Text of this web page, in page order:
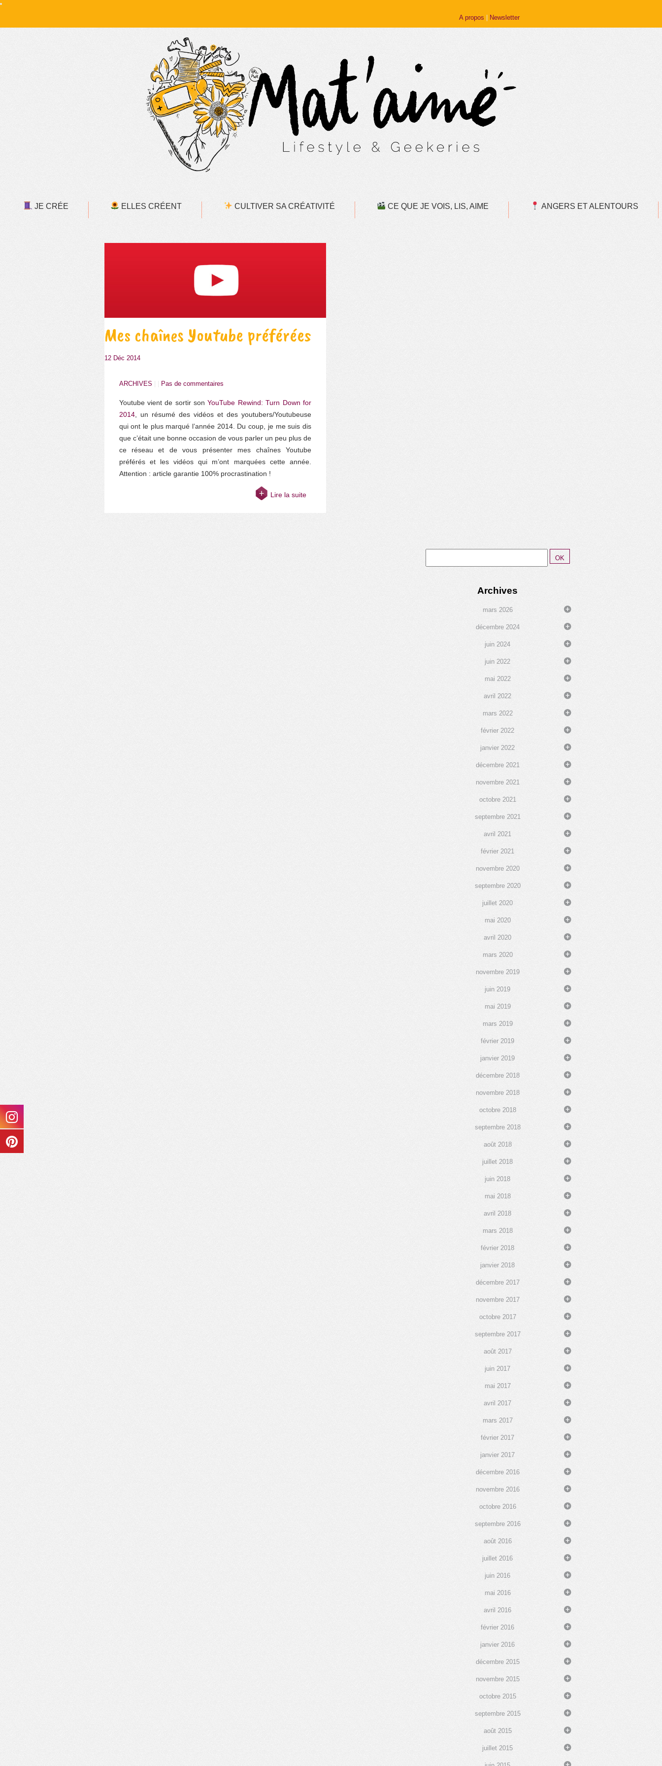
A propos Newsletter
JE CRÉE ELLES CRÉENT CULTIVER SA CRÉATIVITÉ CE QUE JE VOIS, LIS, AIME ANGERS ET ALENTOURS
Mes chaînes Youtube préférées
12 Déc 2014
ARCHIVES Pas de commentaires
Youtube vient de sortir sonYouTube Rewind: Turn Down for
2014, un résumé des vidéos et des youtubers/Youtubeuse
qui ont le plus marqué l’année 2014. Du coup, je me suis dis
que c’était une bonne occasion de vous parler un peu plus de
ce réseau et de vous présenter mes chaînes Youtube
préférés et les vidéos qui m’ont marquées cette année.
Attention : article garantie 100% procrastination !
Lire la suite
Archives
mars 2026
décembre 2024
juin 2024
juin 2022
mai 2022
avril 2022
mars 2022
février 2022
janvier 2022
décembre 2021
novembre 2021
octobre 2021
septembre 2021
avril 2021
février 2021
novembre 2020
septembre 2020
juillet 2020
mai 2020
avril 2020
mars 2020
novembre 2019
juin 2019
mai 2019
mars 2019
février 2019
janvier 2019
décembre 2018
novembre 2018
octobre 2018
septembre 2018
août 2018
juillet 2018
juin 2018
mai 2018
avril 2018
mars 2018
février 2018
janvier 2018
décembre 2017
novembre 2017
octobre 2017
septembre 2017
août 2017
juin 2017
mai 2017
avril 2017
mars 2017
février 2017
janvier 2017
décembre 2016
novembre 2016
octobre 2016
septembre 2016
août 2016
juillet 2016
juin 2016
mai 2016
avril 2016
février 2016
janvier 2016
décembre 2015
novembre 2015
octobre 2015
septembre 2015
août 2015
juillet 2015